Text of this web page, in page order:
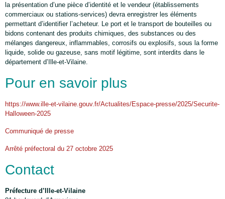
la présentation d’une pièce d’identité et le vendeur (établissements
commerciaux ou stations-services) devra enregistrer les éléments
permettant d’identifier l’acheteur. Le port et le transport de bouteilles ou
bidons contenant des produits chimiques, des substances ou des
mélanges dangereux, inflammables, corrosifs ou explosifs, sous la forme
liquide, solide ou gazeuse, sans motif légitime, sont interdits dans le
département d’Ille-et-Vilaine.
Pour en savoir plus
https://www.ille-et-vilaine.gouv.fr/Actualites/Espace-presse/2025/Securite-
Halloween-2025
Communiqué de presse
Arrêté préfectoral du 27 octobre 2025
Contact
Préfecture d’Ille-et-Vilaine